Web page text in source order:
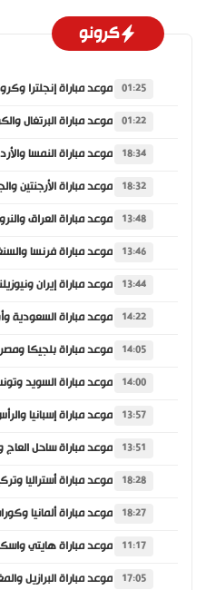
كرونو
01:25
01:22
18:34
18:32
13:48
13:46
13:44
14:22
14:05
14:00
13:57
13:51
18:28
18:27
11:17
17:05